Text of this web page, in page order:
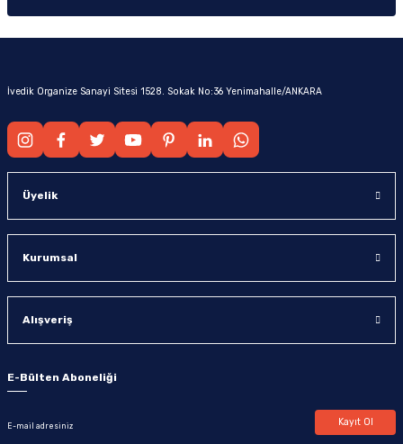
İvedik Organize Sanayi Sitesi 1528. Sokak No:36 Yenimahalle/ANKARA
Üyelik
Kurumsal
Alışveriş
E-Bülten Aboneliği
Kayıt Ol